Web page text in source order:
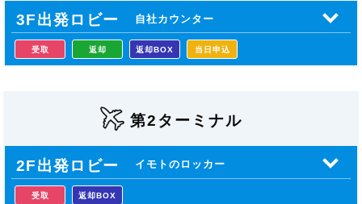
3F出発ロビー 自社カウンター
受取 返却 返却BOX 当日申込
第2ターミナル
2F出発ロビー イモトのロッカー
受取 返却BOX